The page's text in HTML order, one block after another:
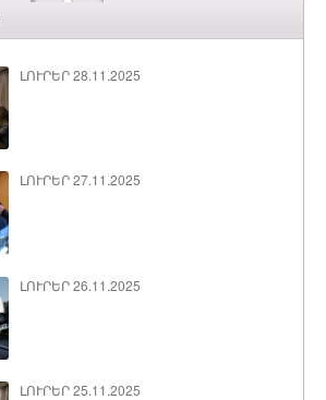
ԼՈՒՐԵՐ 28.11.2025
ԼՈՒՐԵՐ 27.11.2025
ԼՈՒՐԵՐ 26.11.2025
ԼՈՒՐԵՐ 25.11.2025